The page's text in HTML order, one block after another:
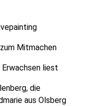
Mitmachen
liest
die
aus Olsberg